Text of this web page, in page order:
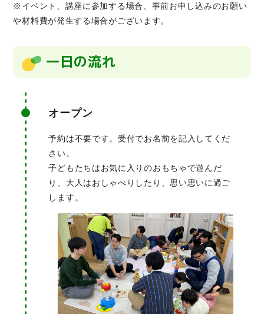
※イベント、講座に参加する場合、事前お申し込みのお願い
や材料費が発生する場合がございます。
一日の流れ
オープン
予約は不要です。受付でお名前を記入してくだ
さい。
子どもたちはお気に入りのおもちゃで遊んだ
り、大人はおしゃべりしたり、思い思いに過ご
します。